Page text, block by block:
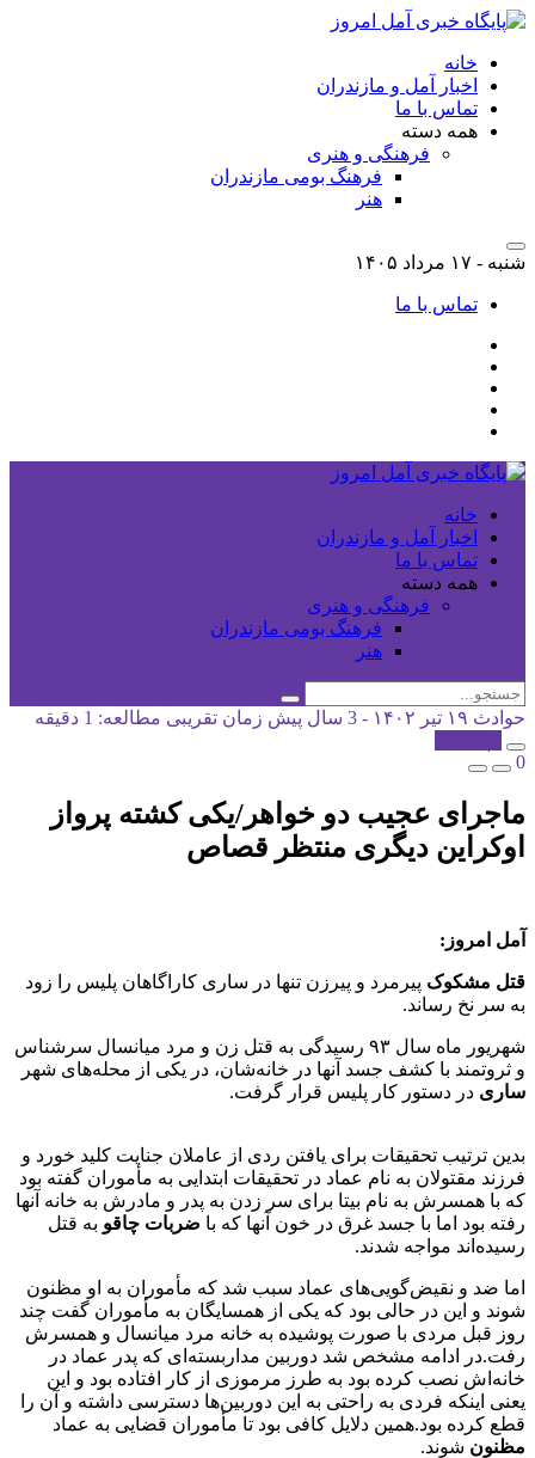
خانه
اخبار آمل و مازندران
تماس با ما
همه دسته
فرهنگی و هنری
فرهنگ بومی مازندران
هنر
شنبه - ۱۷ مرداد ۱۴۰۵
تماس با ما
خانه
اخبار آمل و مازندران
تماس با ما
همه دسته
فرهنگی و هنری
فرهنگ بومی مازندران
هنر
حوادث ۱۹ تیر ۱۴۰۲ - 3 سال پیش
زمان تقریبی مطالعه: 1 دقیقه
0
ماجرای عجیب دو خواهر/یکی کشته پرواز
اوکراین دیگری منتظر قصاص
آمل امروز:
قتل مشکوک پیرمرد و پیرزن تنها در ساری کاراگاهان پلیس را زود
به سر نخ رساند.
شهریور ماه سال ۹۳ رسیدگی به قتل زن و مرد میانسال سرشناس
و ثروتمند با کشف جسد آنها در خانه‌شان، در یکی از محله‌های شهر
ساری در دستور کار پلیس قرار گرفت.
بدین ترتیب تحقیقات برای یافتن ردی از عاملان جنایت کلید خورد و
فرزند مقتولان به نام عماد در تحقیقات ابتدایی به مأموران گفته بود
که با همسرش به نام بیتا برای سر زدن به پدر و مادرش به خانه آنها
رفته بود اما با جسد غرق در خون آنها که با ضربات چاقو به قتل
رسیده‌اند مواجه شدند.
اما ضد و نقیض‌گویی‌های عماد سبب شد که مأموران به او مظنون
شوند و این در حالی بود که یکی از همسایگان به مأموران گفت چند
روز قبل مردی با صورت پوشیده به خانه مرد میانسال و همسرش
رفت.در ادامه مشخص شد دوربین مداربسته‌ای که پدر عماد در
خانه‌اش نصب کرده بود به طرز مرموزی از کار افتاده بود و این
یعنی اینکه فردی به راحتی به این دوربین‌ها دسترسی داشته و آن را
قطع کرده بود.همین دلایل کافی بود تا مأموران قضایی به عماد
مظنون شوند.